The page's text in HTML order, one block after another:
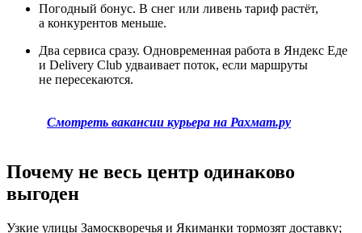
Погодный бонус. В снег или ливень тариф растёт,
а конкурентов меньше.
Два сервиса сразу. Одновременная работа в Яндекс Еде
и Delivery Club удваивает поток, если маршруты
не пересекаются.
Смотреть вакансии курьера на Рахмат.ру
Почему не весь центр одинаково
выгоден
Узкие улицы Замоскворечья и Якиманки тормозят доставку;